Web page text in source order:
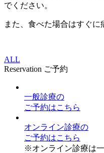
でください。
また、食べた場合はすぐに
ALL
Reservation ご予約
一般診療の
ご予約はこちら
オンライン診療の
ご予約はこちら
※オンライン診療は